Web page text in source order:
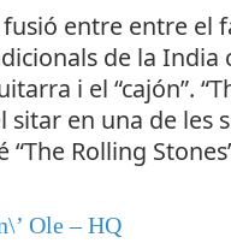
entre entre el
de la India
i el “cajón”.
en una de les
Rolling
Ole – HQ